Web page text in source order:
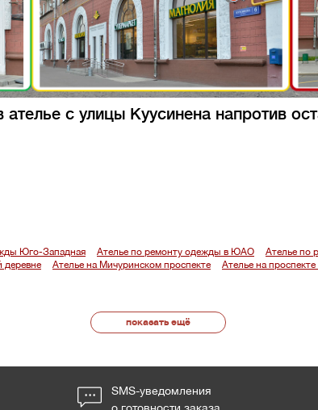
ателье с улицы Куусинена напротив
Юго-Западная Ателье по ремонту одежды в ЮАО Ателье по
деревне Ателье на Мичуринском проспекте Ателье на
показать ещё
SMS-уведомления